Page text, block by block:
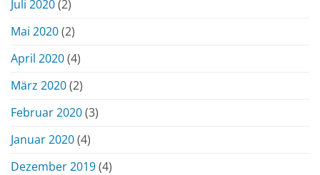
Juli 2020(2)
Mai 2020(2)
April 2020(4)
März 2020(2)
Februar 2020(3)
Januar 2020(4)
Dezember 2019(4)